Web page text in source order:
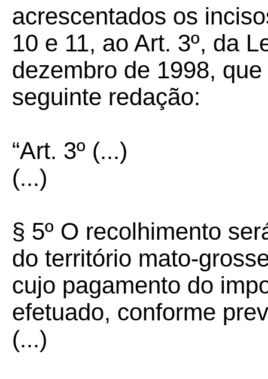
acrescentados os
10 e 11, ao Art. 3º, da
dezembro de 1998,
seguinte redação:
“Art. 3º (...)
(...)
§ 5º O recolhimento
do território mato-
cujo pagamento do
efetuado, conforme
(...)